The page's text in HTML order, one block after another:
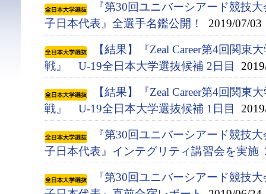
『第30回ユニバーシアード競技
子日本代表』全選手名鑑公開！
2019/07/03
【結果】『Zeal Career第4回関東
戦』 U-19全日本大学選抜候補 2日目
【結果】『Zeal Career第4回関東
戦』 U-19全日本大学選抜候補 1日目
『第30回ユニバーシアード競技
子日本代表』インテグリティ講習会を実施
『第30回ユニバーシアード競技